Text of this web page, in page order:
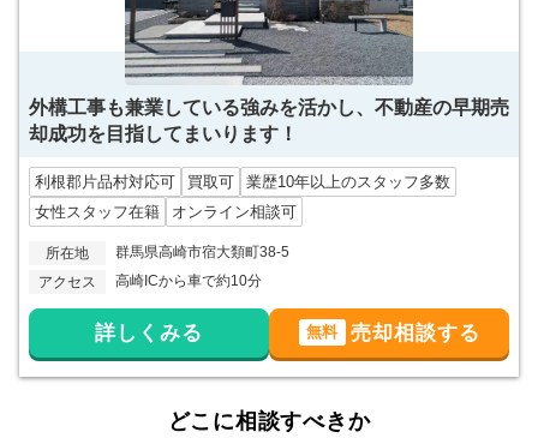
外構工事も兼業している強みを活かし、不動産の早期売
却成功を目指してまいります！
利根郡片品村対応可 買取可
業歴10年以上のスタッフ多数
女性スタッフ在籍
オンライン相談可
所在地
群馬県高崎市宿大類町38-5
アクセス
高崎ICから車で約10分
詳しくみる 無料 売却相談する
どこに相談すべきか